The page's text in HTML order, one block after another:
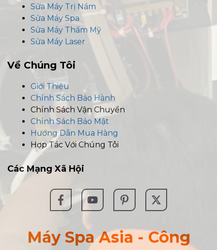
Sửa Máy Trị Nám
Sửa Máy Spa
Sửa Máy Thẩm Mỹ
Sửa Máy Laser
Về Chúng Tôi
Giới Thiệu
Chính Sách Bảo Hành
Chính Sách Vận Chuyển
Chính Sách Bảo Mật
Hướng Dẫn Mua Hàng
Hợp Tác Với Chúng Tôi
Các Mạng Xã Hội
Máy Spa Asia - Công